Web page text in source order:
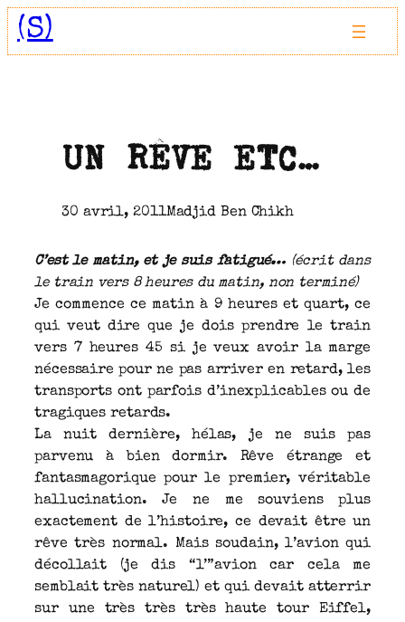
Aller
au(S)
UN RÊVE ETC…
30 avril, 2011Madjid Ben Chikh
C’est le matin, et je suis fatigué… (écrit dans
le train vers 8 heures du matin, non terminé)
Je commence ce matin à 9 heures et quart, ce
qui veut dire que je dois prendre le train
vers 7 heures 45 si je veux avoir la marge
nécessaire pour ne pas arriver en retard, les
transports ont parfois d’inexplicables ou de
tragiques retards.
La nuit dernière, hélas, je ne suis pas
parvenu à bien dormir. Rêve étrange et
fantasmagorique pour le premier, véritable
hallucination. Je ne me souviens plus
exactement de l’histoire, ce devait être un
rêve très normal. Mais soudain, l’avion qui
décollait (je dis “l’”avion car cela me
semblait très naturel) et qui devait atterrir
sur une très très très haute tour Eiffel,